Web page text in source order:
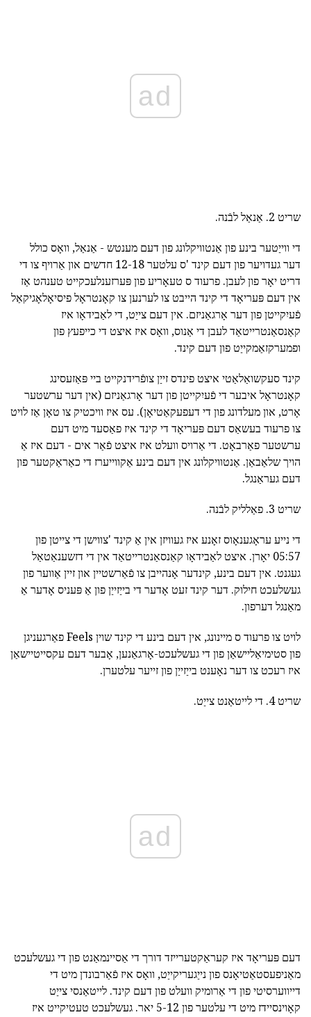
ad
שריט 2. אַנאַל לבֿנה.
די ווייַטער בינע פון אַנטוויקלונג פון דעם מענטש - אַנאַל, וואָס כולל
דער געדויער פון דעם קינד 'ס עלטער 12-18 חדשים און אַרויף צו די
דריט יאָר פון לעבן. פרעוד ס טעאָריע פון פּערזענלעכקייט טענהט אַז
אין דעם פּעריאָד די קינד הייבט צו לערנען צו קאָנטראָל פיסיאָלאָגיקאַל
פֿעיִקייטן פון דער אָרגאַניזם. אין דעם צייַט, די לאַבידאָו איז
קאַנסאַנטרייטאַד לעבן די אַנוס, וואָס איז איצט די כייפעץ פון
ופמערקזאַמקייַט פון דעם קינד.
קינד סעקשואַלאַטי איצט פינדס זייַן צופֿרידנקייט ביי פּאַזעסינג
קאָנטראָל איבער די פֿעיִקייטן פון דער אָרגאַניזם (אין דער ערשטער
אָרט, און מעלדונג פון די דעפעקאַטיאָן). עס איז וויכטיק צו טאָן אַז לויט
צו פרעוד בעשאַס דעם פּעריאָד די קינד איז פאַסעד מיט דעם
ערשטער פאַרבאָט. די אַרויס וועלט איז איצט פֿאַר אים - דעם איז אַ
הויך שלאַבאַן. אַנטוויקלונג אין דעם בינע אַקווייערז די כאַראַקטער פון
דעם געראַנגל.
שריט 3. פאַלליק לבֿנה.
די נייע עראָגענאָוס זאָנע איז געוויזן אין אַ קינד 'צווישן די צייטן פון
05:57 יאָרן. איצט לאַבידאָו קאַנסאַנטרייטאַד אין די דזשענאַטאַל
געגנט. אין דעם בינע, קינדער אָנהייבן צו פֿאַרשטיין און זיין אַווער פון
געשלעכט חילוק. דער קינד זעט אָדער די בייַזייַן פון אַ פּעניס אָדער אַ
מאַנגל דערפון.
לויט צו פרעוד ס מיינונג, אין דעם בינע די קינד שוין Feels פאַרגעניגן
פון סטימיאַליישאַן פון די געשלעכט-אָרגאַנען, אָבער דעם עקסייטיישאַן
איז רעכט צו דער נאָענט בייַזייַן פון זייער עלטערן.
שריט 4. די לייטאַנט צייַט.
ad
דעם פּעריאָד איז קעראַקטערייזד דורך די אַסיינמאַנט פון די געשלעכט
מאַניפעסטאַטיאָנס פון נייַגעריקייַט, וואָס איז פֿאַרבונדן מיט די
דייווערסיטי פון די אַרומיק וועלט פון דעם קינד. לייטאַנסי צייַט
קאָוינסיידז מיט די עלטער פון 5-12 יאר. געשלעכט טעטיקייט איז